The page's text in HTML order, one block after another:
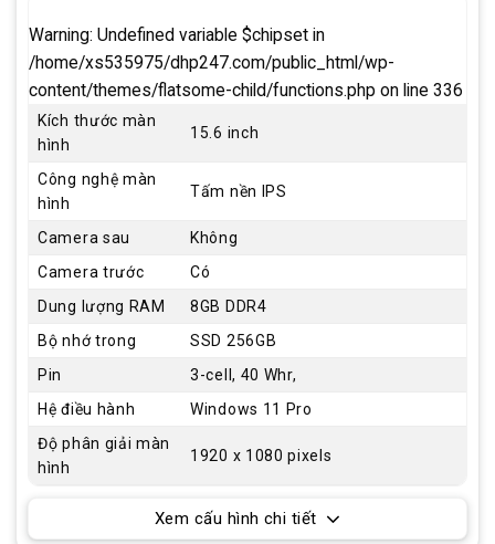
Warning: Undefined variable $chipset in
/home/xs535975/dhp247.com/public_html/wp-
content/themes/flatsome-child/functions.php on line 336
Kích thước màn
hình
15.6 inch
Công nghệ màn
hình
Tấm nền IPS
Camera sau
Không
Camera trước
Có
Dung lượng RAM
8GB DDR4
Bộ nhớ trong
SSD 256GB
Pin
3-cell, 40 Whr,
Hệ điều hành
Windows 11 Pro
Độ phân giải màn
hình
1920 x 1080 pixels
Xem cấu hình chi tiết